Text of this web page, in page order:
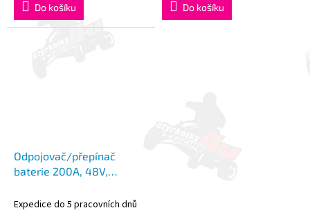
Do košíku Do košíku
Odpojovač/přepínač
baterie 200A, 48V,
Expedice do 5 pracovních dnů